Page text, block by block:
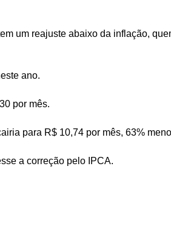
um reajuste abaixo da inflação,
ano.
por mês.
para R$ 10,74 por mês, 63%
a correção pelo IPCA.